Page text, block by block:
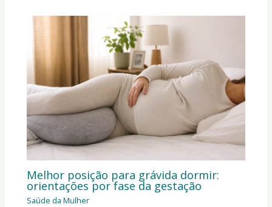
Melhor posição para grávida dormir:
orientações por fase da gestação
Saúde da Mulher